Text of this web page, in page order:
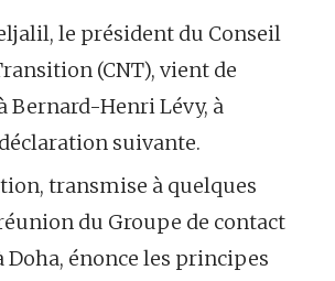
le président du Conseil
(CNT), vient de
Bernard-Henri Lévy, à
suivante.
transmise à quelques
du Groupe de contact
Doha, énonce les principes